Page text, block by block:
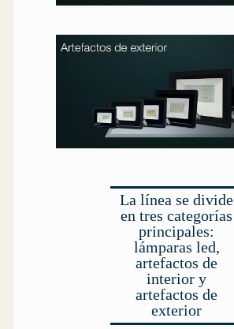
La línea se divide
en tres categorías
principales:
lámparas led,
artefactos de
interior y
artefactos de
exterior